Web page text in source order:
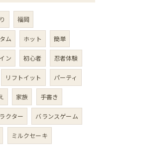
福岡
ム ホット 簡単
ン 初心者 忍者体験
リフトイット パーティ
家族 手書き
クター バランスゲーム
ミルクセーキ